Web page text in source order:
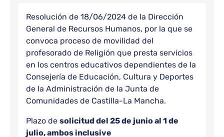
Resolución de 18/06/2024 de la Dirección
General de Recursos Humanos, por la que se
convoca proceso de movilidad del
profesorado de Religión que presta servicios
en los centros educativos dependientes de la
Consejería de Educación, Cultura y Deportes
de la Administración de la Junta de
Comunidades de Castilla-La Mancha.
Plazo de solicitud del 25 de junio al 1 de
julio, ambos inclusive